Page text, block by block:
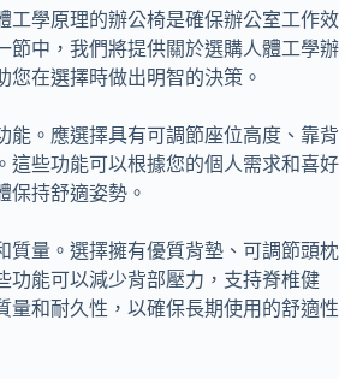
工學原理的辦公椅是確保辦公室工作效
節中，我們將提供關於選購人體工學辦
您在選擇時做出明智的決策。
能。應選擇具有可調節座位高度、靠背
這些功能可以根據您的個人需求和喜好
保持舒適姿勢。
質量。選擇擁有優質背墊、可調節頭枕
功能可以減少背部壓力，支持脊椎健
量和耐久性，以確保長期使用的舒適性